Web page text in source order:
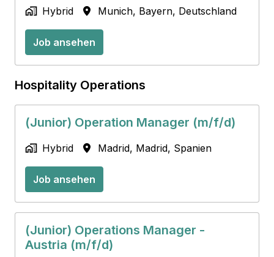
Hybrid Munich, Bayern, Deutschland
Job ansehen
Hospitality Operations
(Junior) Operation Manager (m/f/d)
Hybrid Madrid, Madrid, Spanien
Job ansehen
(Junior) Operations Manager -
Austria (m/f/d)